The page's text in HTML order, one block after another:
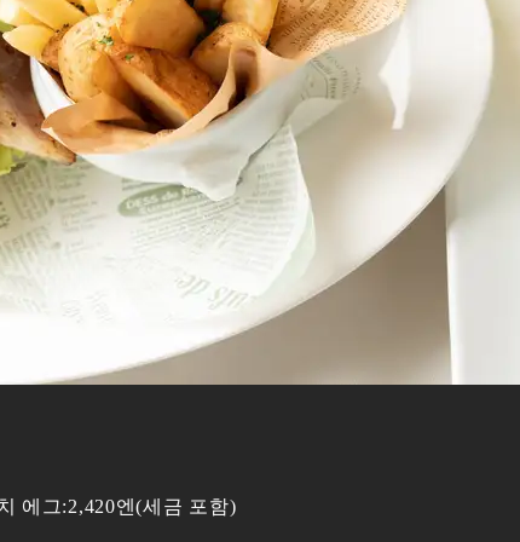
에그:2,420엔(세금 포함)